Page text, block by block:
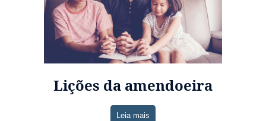
Lições da amendoeira
Leia mais